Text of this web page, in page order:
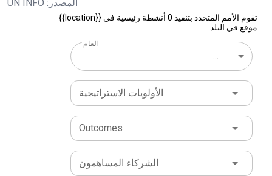
المصدر: UN INFO
تقوم الأمم المتحدد بتنفيذ 0 أنشطة رئيسية في {{location}}
موقع في البلد
العام
...
الأولويات الاستراتيجية
Outcomes
الشركاء المساهمون